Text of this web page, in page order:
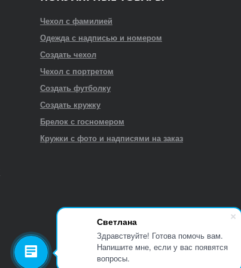
Светлана
Здравствуйте! Готова помочь вам.
Напишите мне, если у вас появятся
вопросы.
Чехол с фамилией
Одежда с надписью и номером
Создать чехол
Чехол с портретом
Создать футболку
Создать кружку
Брелок с госномером
Кружки с фото и надписями на заказ